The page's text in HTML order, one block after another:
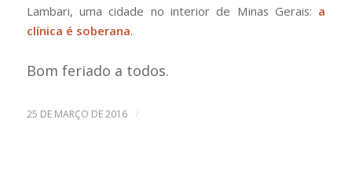
Lambari, uma cidade no interior de Minas Gerais: a
clínica é soberana.
Bom feriado a todos.
25 DE MARÇO DE 2016 /